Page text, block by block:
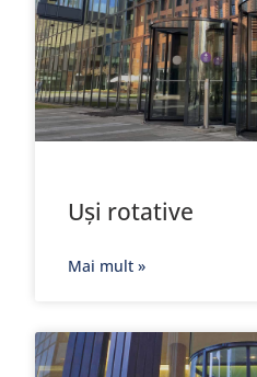
Uși rotative
Mai mult »